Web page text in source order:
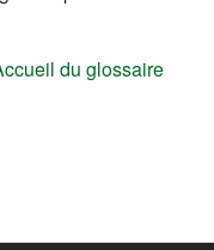
du glossaire